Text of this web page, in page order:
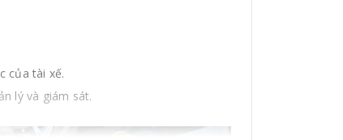
của tài xế.
lý và giám sát.